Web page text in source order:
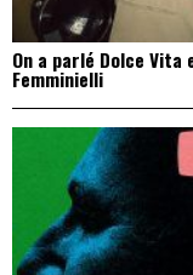
On a parlé Dolce
Femminielli